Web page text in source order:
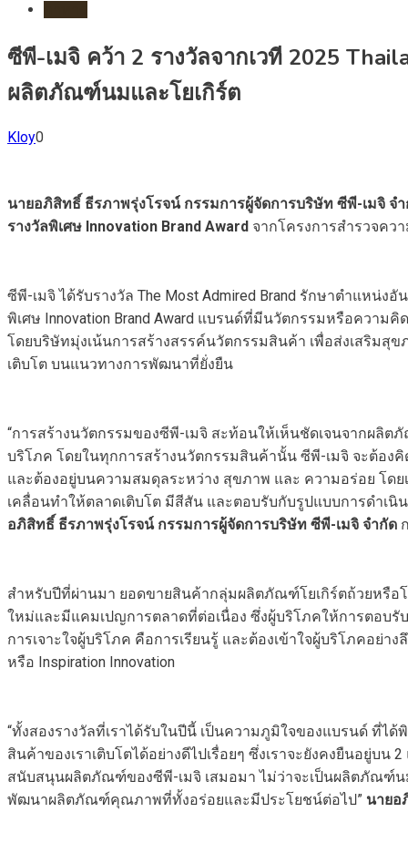
ซีพี-เมจิ คว้า 2 รางวัลจากเวที 2025
ผลิตภัณฑ์นมและโยเกิร์ต
Kloy0
นายอภิสิทธิ์ ธีรภาพรุ่งโรจน์ กรรมการผู้จัดการบริษัท ซีพี-เมจิ จ
รางวัลพิเศษ Innovation Brand Award จากโครงการสำรวจคว
ซีพี-เมจิ ได้รับรางวัล The Most Admired Brand รักษาตำแหน่
พิเศษ Innovation Brand Award แบรนด์ที่มีนวัตกรรมหรือควา
โดยบริษัทมุ่งเน้นการสร้างสรรค์นวัตกรรมสินค้า เพื่อส่งเสริม
เติบโต บนแนวทางการพัฒนาที่ยั่งยืน
“การสร้างนวัตกรรมของซีพี-เมจิ สะท้อนให้เห็นชัดเจนจากผ
บริโภค โดยในทุกการสร้างนวัตกรรมสินค้านั้น ซีพี-เมจิ จะต้
และต้องอยู่บนความสมดุลระหว่าง สุขภาพ และ ความอร่อย โด
เคลื่อนทำให้ตลาดเติบโต มีสีสัน และตอบรับกับรูปแบบการดำเ
อภิสิทธิ์ ธีรภาพรุ่งโรจน์ กรรมการผู้จัดการบริษัท ซีพี-เมจิ จำกัด
สำหรับปีที่ผ่านมา ยอดขายสินค้ากลุ่มผลิตภัณฑ์โยเกิร์ตถ้วยหรือโ
ใหม่และมีแคมเปญการตลาดที่ต่อเนื่อง ซึ่งผู้บริโภคให้การตอบ
การเจาะใจผู้บริโภค คือการเรียนรู้ และต้องเข้าใจผู้บริโภคอย่
หรือ Inspiration Innovation
“ทั้งสองรางวัลที่เราได้รับในปีนี้ เป็นความภูมิใจของแบรนด์ ที่ไ
สินค้าของเราเติบโตได้อย่างดีไปเรื่อยๆ ซึ่งเราจะยังคงยืนอยู่
สนับสนุนผลิตภัณฑ์ของซีพี-เมจิ เสมอมา ไม่ว่าจะเป็นผลิตภัณฑ์นม
พัฒนาผลิตภัณฑ์คุณภาพที่ทั้งอร่อยและมีประโยชน์ต่อไป” นายอ